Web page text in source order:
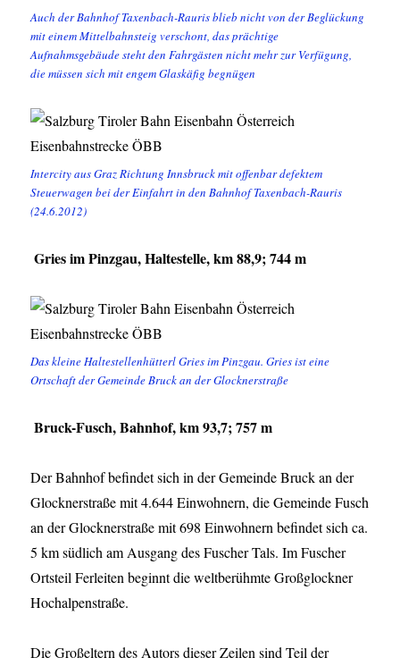
Auch der Bahnhof Taxenbach-Rauris blieb nicht von der Beglückung
mit einem Mittelbahnsteig verschont, das prächtige
Aufnahmsgebäude steht den Fahrgästen nicht mehr zur Verfügung,
die müssen sich mit engem Glaskäfig begnügen
Intercity aus Graz Richtung Innsbruck mit offenbar defektem
Steuerwagen bei der Einfahrt in den Bahnhof Taxenbach-Rauris
(24.6.2012)
Gries im Pinzgau, Haltestelle, km 88,9; 744 m
Das kleine Haltestellenhütterl Gries im Pinzgau. Gries ist eine
Ortschaft der Gemeinde Bruck an der Glocknerstraße
Bruck-Fusch, Bahnhof, km 93,7; 757 m
Der Bahnhof befindet sich in der Gemeinde Bruck an der
Glocknerstraße mit 4.644 Einwohnern, die Gemeinde Fusch
an der Glocknerstraße mit 698 Einwohnern befindet sich ca.
5 km südlich am Ausgang des Fuscher Tals. Im Fuscher
Ortsteil Ferleiten beginnt die weltberühmte Großglockner
Hochalpenstraße.
Die Großeltern des Autors dieser Zeilen sind Teil der